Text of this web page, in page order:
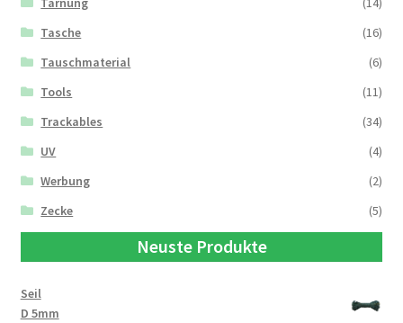
Tasche
(16)
Tauschmaterial
(6)
Tools
(11)
Trackables
(34)
UV
(4)
Werbung
(2)
Zecke
(5)
Neuste Produkte
Seil
D 5mm